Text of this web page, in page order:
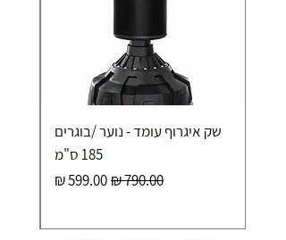
שק איגרוף עומד - נוער /בוגרים
185 ס"מ
מחיר רגילמחיר מבצע